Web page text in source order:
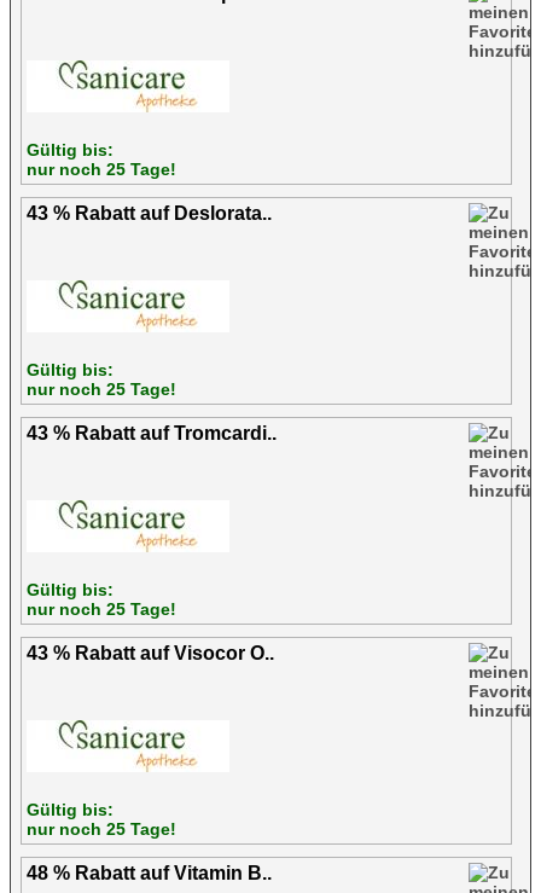
Gültig bis:
nur noch 25 Tage!
43 % Rabatt auf Deslorata..
Gültig bis:
nur noch 25 Tage!
43 % Rabatt auf Tromcardi..
Gültig bis:
nur noch 25 Tage!
43 % Rabatt auf Visocor O..
Gültig bis:
nur noch 25 Tage!
48 % Rabatt auf Vitamin B..